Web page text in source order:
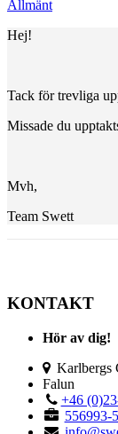
Allmänt
Hej!
Tack för trevliga
Missade du
Mvh,
Team Swett
KONTAKT
Hör av dig!
Karlbergs
Falun
+46
556993-